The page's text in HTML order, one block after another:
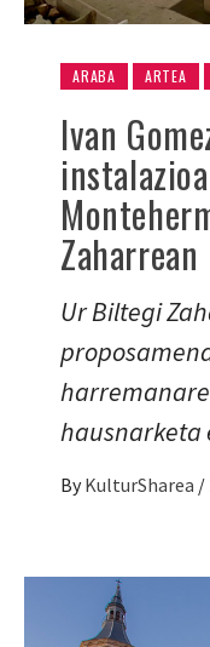
ARABA ARTEA
Ivan
Zaharrean
Ur Biltegi
hausnarketa
By KulturSharea /